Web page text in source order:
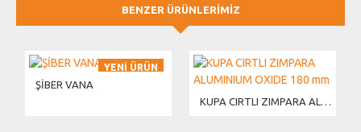
BENZER ÜRÜNLERIMIZ
YENI ÜRÜN
ŞİBER VANA
KUPA CIRTLI ZIMPARA ALUMINIUM OXIDE 180 mm